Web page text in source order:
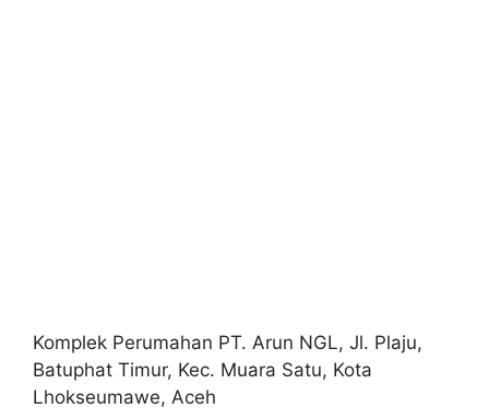
Komplek Perumahan PT. Arun NGL, Jl. Plaju,
Batuphat Timur, Kec. Muara Satu, Kota
Lhokseumawe, Aceh